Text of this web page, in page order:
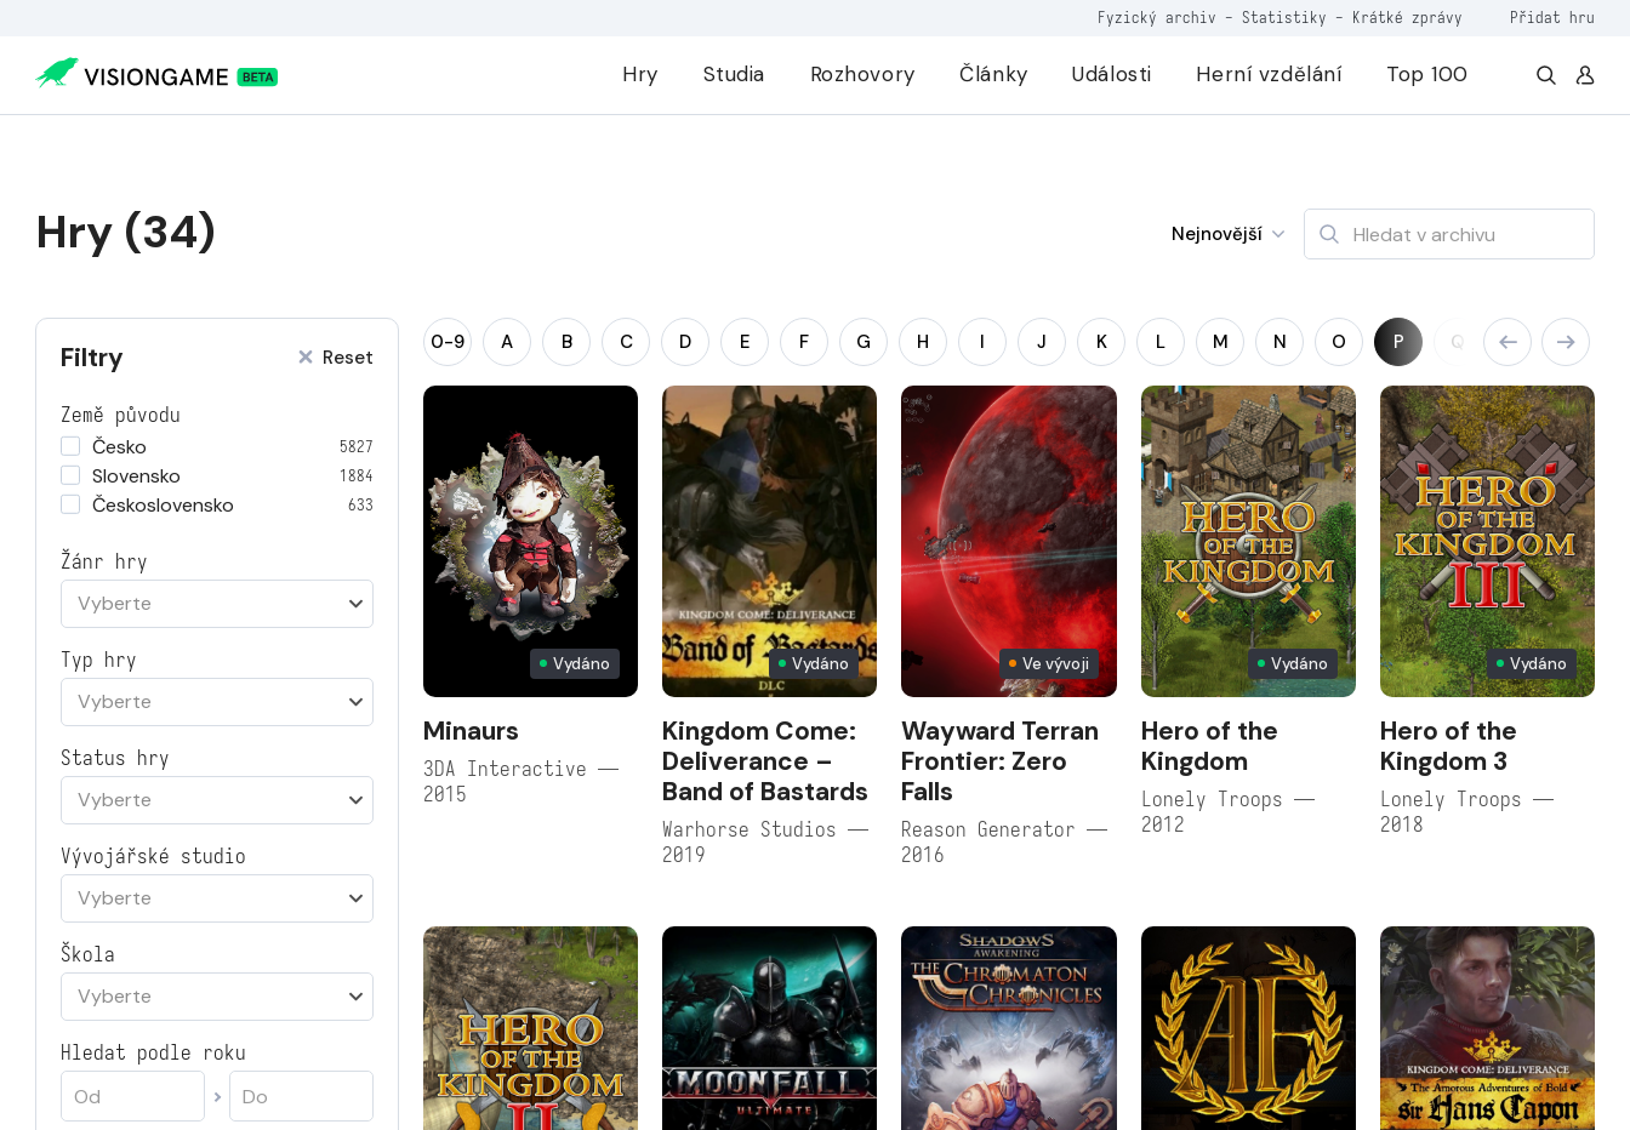
Fyzický archiv - Statistiky - Krátké zprávy Přidat hru
Hry Studia Rozhovory Články Události Herní vzdělání Top 100
Hry (34) Nejnovější
Filtry Reset
Země původu
Česko
5827
Slovensko 1884
Československo 633
Žánr hry
Vyberte
Typ hry
Vyberte
Status hry
Vyberte
Vývojářské studio
Vyberte
Škola
Vyberte
Hledat podle roku
0-9 A B C D E F G H I J K L M N O P Q R S
Vydáno
Minaurs
3DA Interactive —
2015
Vydáno
Kingdom Come:
Deliverance –
Band of Bastards
Warhorse Studios —
2019
Ve vývoji
Wayward Terran
Frontier: Zero
Falls
Reason Generator —
2016
Vydáno
Hero of the
Kingdom
Lonely Troops —
2012
Vydáno
Hero of the
Kingdom 3
Lonely Troops —
2018